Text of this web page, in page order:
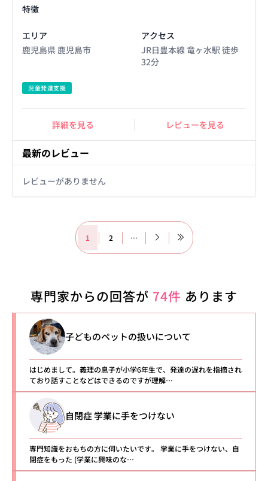
特徴
エリア
鹿児島県 鹿児島市
アクセス
JR日豊本線 竜ヶ水駅 徒歩
32分
児童発達支援
詳細を見る レビューを見る
最新のレビュー
レビューがありません
1 2 …
専門家からの回答が 74件 あります
子どものペットの扱いについて
はじめまして。義理の息子が小学6年生で、発達の遅れを指摘され
ており話すことなどはできるのですが理解…
自閉症 学業に手をつけない
専門知識をおもちの方に伺いたいです。 学業に手をつけない、自
閉症をもった (学業に興味のな…